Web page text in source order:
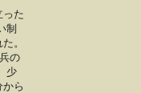
った
制
。
の
少
ら